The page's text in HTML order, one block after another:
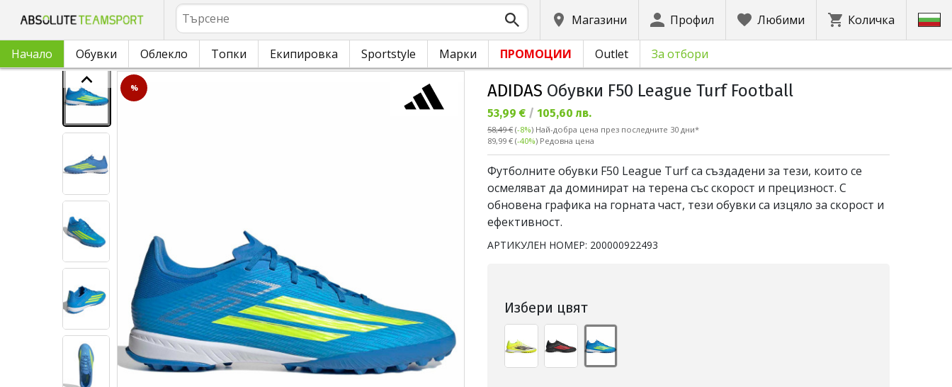
Търсене
Магазини Профил Любими Количка
Начало Обувки Облекло Топки Екипировка Sportstyle Марки ПРОМОЦИИ Outlet За отбори
% ADIDAS Обувки F50 League Turf Football
Текуща цена:
53,99 € / 105,60 лв.
58,49 € (-8%) Най-добра цена през последните 30 дни*
Редовна цена:
89,99 € (-40%) Редовна цена
Футболните обувки F50 League Turf са създадени за тези, които се
осмеляват да доминират на терена със скорост и прецизност. С
обновена графика на горната част, тези обувки са изцяло за скорост и
ефективност.
АРТИКУЛЕН НОМЕР: 200000922493
Избери цвят